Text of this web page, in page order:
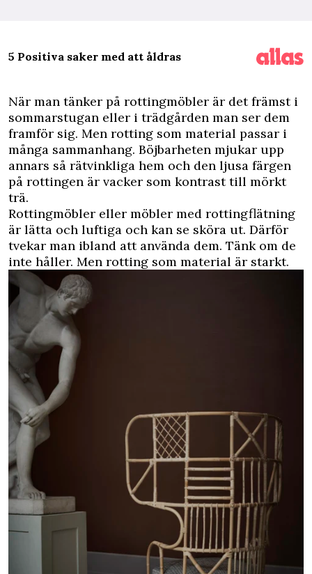
5 Positiva saker med att åldras
När man tänker på rottingmöbler är det främst i
sommarstugan eller i trädgården man ser dem
framför sig. Men rotting som material passar i
många sammanhang. Böjbarheten mjukar upp
annars så rätvinkliga hem och den ljusa färgen
på rottingen är vacker som kontrast till mörkt
trä.
Rottingmöbler eller möbler med rottingflätning
är lätta och luftiga och kan se sköra ut. Därför
tvekar man ibland att använda dem. Tänk om de
inte håller. Men rotting som material är starkt.